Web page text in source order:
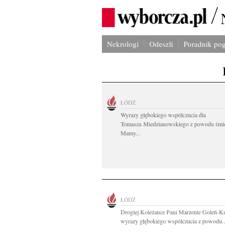
Nekrologi Odeszli Poradnik
ŁÓDŹ
Wyrazy głębokiego współczucia dla
Tomasza Miedzianowskiego z powodu
Mamy...
ŁÓDŹ
Drogiej Koleżance Pani Marzenie Goleń-
wyrazy głębokiego współczucia z